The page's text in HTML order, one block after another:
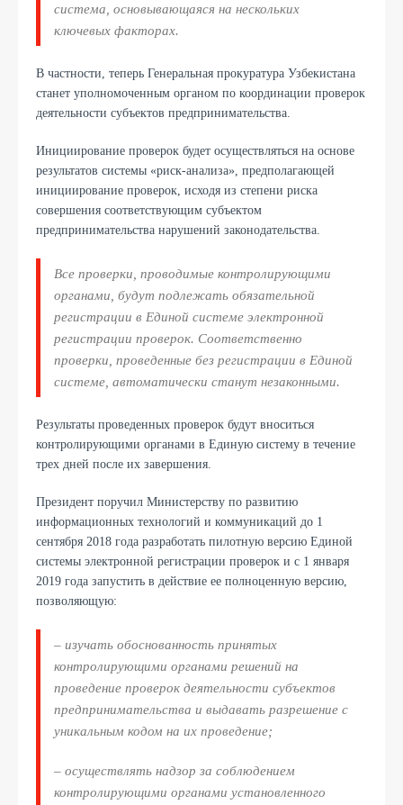
система, основывающаяся на нескольких
ключевых факторах.
В частности, теперь Генеральная прокуратура Узбекистана
станет уполномоченным органом по координации проверок
деятельности субъектов предпринимательства.
Инициирование проверок будет осуществляться на основе
результатов системы «риск-анализа», предполагающей
инициирование проверок, исходя из степени риска
совершения соответствующим субъектом
предпринимательства нарушений законодательства.
Все проверки, проводимые контролирующими
органами, будут подлежать обязательной
регистрации в Единой системе электронной
регистрации проверок. Соответственно
проверки, проведенные без регистрации в Единой
системе, автоматически станут незаконными.
Результаты проведенных проверок будут вноситься
контролирующими органами в Единую систему в течение
трех дней после их завершения.
Президент поручил Министерству по развитию
информационных технологий и коммуникаций до 1
сентября 2018 года разработать пилотную версию Единой
системы электронной регистрации проверок и с 1 января
2019 года запустить в действие ее полноценную версию,
позволяющую:
– изучать обоснованность принятых
контролирующими органами решений на
проведение проверок деятельности субъектов
предпринимательства и выдавать разрешение с
уникальным кодом на их проведение;
– осуществлять надзор за соблюдением
контролирующими органами установленного